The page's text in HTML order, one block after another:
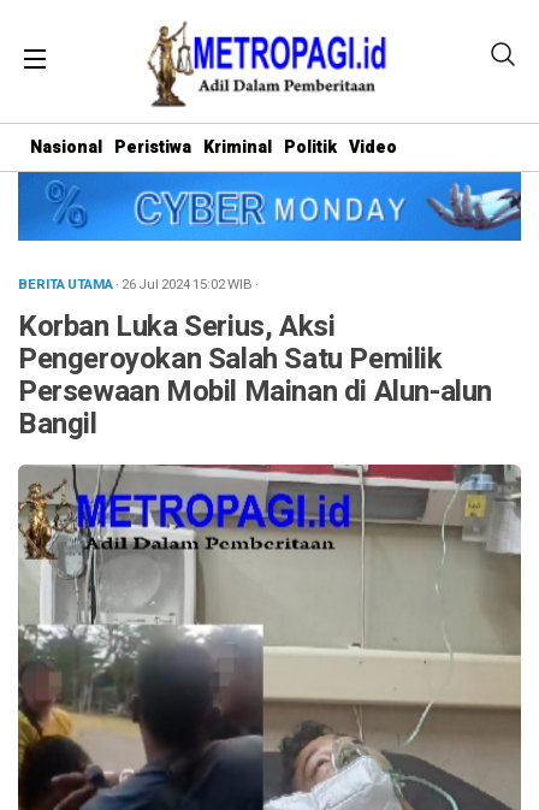
Nasional Peristiwa Kriminal Politik Video
BERITA UTAMA· 26 Jul 202415:02WIB ·
Korban Luka Serius, Aksi
Pengeroyokan Salah Satu Pemilik
Persewaan Mobil Mainan di Alun-alun
Bangil